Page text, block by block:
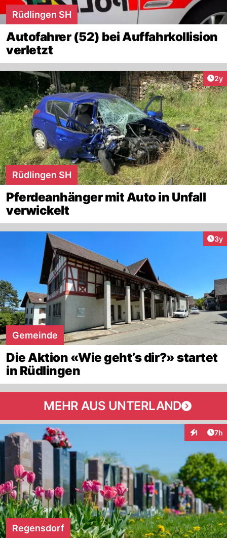
Rüdlingen SH
Autofahrer (52) bei Auffahrkollision
verletzt
2y
Rüdlingen SH
Pferdeanhänger mit Auto in Unfall
verwickelt
3y
Gemeinde
Die Aktion «Wie geht’s dir?» startet
in Rüdlingen
MEHR AUS UNTERLAND
1 7h
Regensdorf